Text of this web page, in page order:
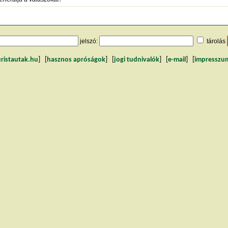
jelszó: tárolás
hasznos apróságok jogi tudnivalók e-mail